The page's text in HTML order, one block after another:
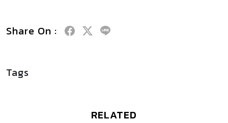
Share On :
Tags
RELATED